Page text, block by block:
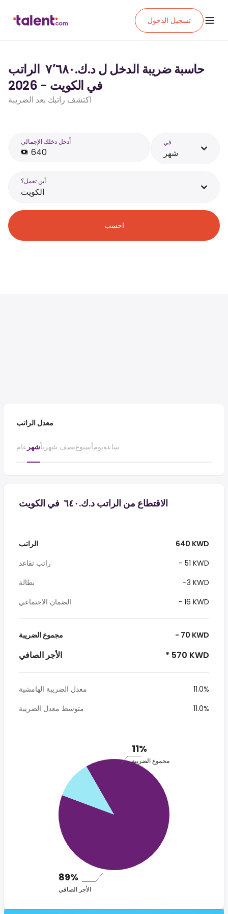
تسجيل الدخول
حاسبة ضريبة الدخل ل د.ك.‏٧٬٦٨٠ ‏ الراتب
في الكويت - 2026
اكتشف راتبك بعد الضريبة
أَدخل دخلك الإجمالي في
شهر
أين تعمل؟
الكويت
احسب
معدل الراتب
عام شهرنصف شهرياًأسبوعيومساعة
الاقتطاع من الراتب د.ك.‏٦٤٠ ‏ في الكويت
الراتب
640 KWD
راتب تقاعد
- 51 KWD
بطالة
-3 KWD
الضمان الاجتماعي
- 16 KWD
مجموع الضريبة - 70 KWD
الأجر الصافي * 570 KWD
معدل الضريبة الهامشية
11.0%
متوسط معدل الضريبة
11.0%
11%
مجموع الضريبة
89%
الأجر الصافي